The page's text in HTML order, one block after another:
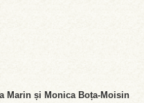
Marin și Monica Boța-Moisin